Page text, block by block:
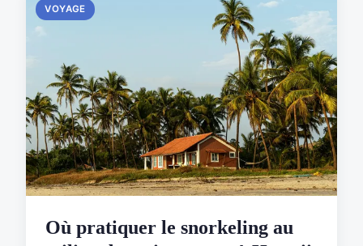
VOYAGE
Où pratiquer le snorkeling au